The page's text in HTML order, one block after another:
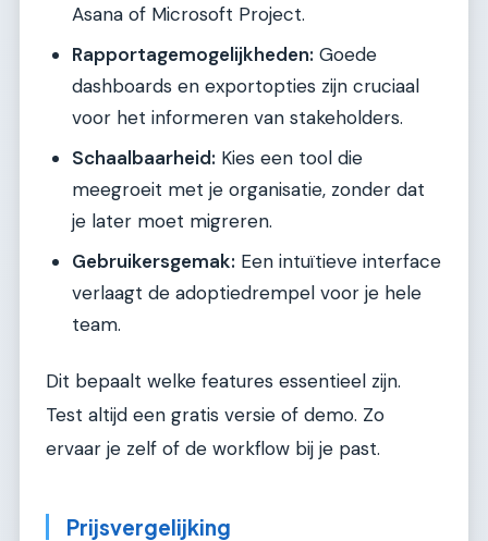
Asana of Microsoft Project.
Rapportagemogelijkheden: Goede
dashboards en exportopties zijn cruciaal
voor het informeren van stakeholders.
Schaalbaarheid: Kies een tool die
meegroeit met je organisatie, zonder dat
je later moet migreren.
Gebruikersgemak: Een intuïtieve interface
verlaagt de adoptiedrempel voor je hele
team.
Dit bepaalt welke features essentieel zijn.
Test altijd een gratis versie of demo. Zo
ervaar je zelf of de workflow bij je past.
Prijsvergelijking